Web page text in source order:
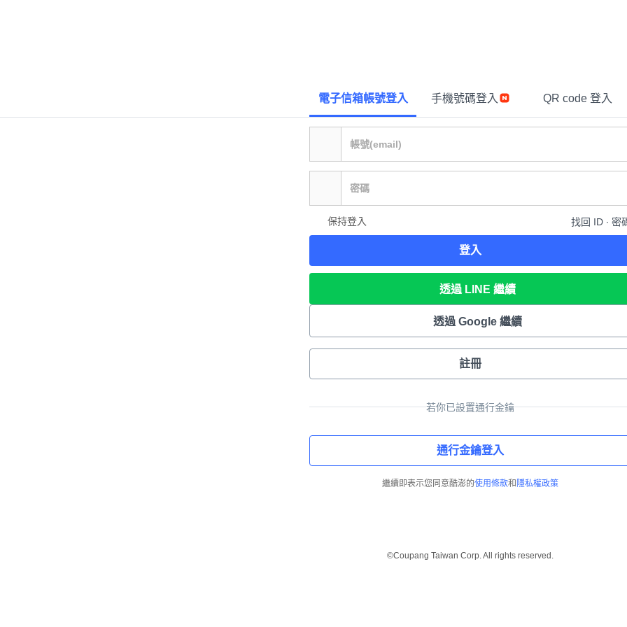
電子信箱帳號登入 手機號碼登入 QR code 登入
保持登入 找回 ID ∙ 密
登入
透過 LINE 繼續
透過 Google 繼續
註冊
若你已設置通行金鑰
通行金鑰登入
繼續即表示您同意酷澎的使用條款和 隱私權政策
©Coupang Taiwan Corp. All rights reserved.